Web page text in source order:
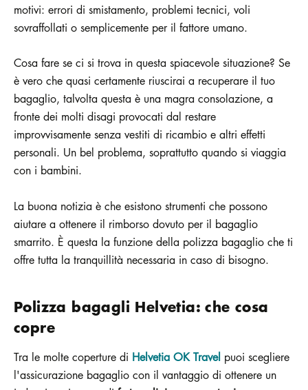
motivi: errori di smistamento, problemi tecnici, voli
sovraffollati o semplicemente per il fattore umano.
Cosa fare se ci si trova in questa spiacevole situazione? Se
è vero che quasi certamente riuscirai a recuperare il tuo
bagaglio, talvolta questa è una magra consolazione, a
fronte dei molti disagi provocati dal restare
improvvisamente senza vestiti di ricambio e altri effetti
personali. Un bel problema, soprattutto quando si viaggia
con i bambini.
La buona notizia è che esistono strumenti che possono
aiutare a ottenere il rimborso dovuto per il bagaglio
smarrito. È questa la funzione della polizza bagaglio che ti
offre tutta la tranquillità necessaria in caso di bisogno.
Polizza bagagli Helvetia: che cosa
copre
Tra le molte coperture di Helvetia OK Travel puoi scegliere
l'assicurazione bagaglio con il vantaggio di ottenere un